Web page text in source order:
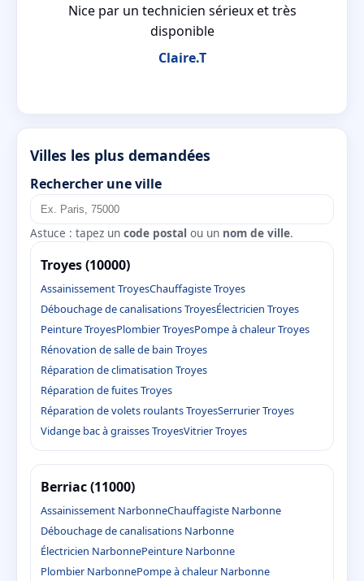
Nice par un technicien sérieux et très
disponible
Claire.T
Villes les plus demandées
Rechercher une ville
Astuce : tapez un code postal ou un nom de ville.
Troyes (10000)
Assainissement TroyesChauffagiste Troyes
Débouchage de canalisations TroyesÉlectricien Troyes
Peinture TroyesPlombier TroyesPompe à chaleur Troyes
Rénovation de salle de bain Troyes
Réparation de climatisation Troyes
Réparation de fuites Troyes
Réparation de volets roulants TroyesSerrurier Troyes
Vidange bac à graisses TroyesVitrier Troyes
Berriac (11000)
Assainissement NarbonneChauffagiste Narbonne
Débouchage de canalisations Narbonne
Électricien NarbonnePeinture Narbonne
Plombier NarbonnePompe à chaleur Narbonne